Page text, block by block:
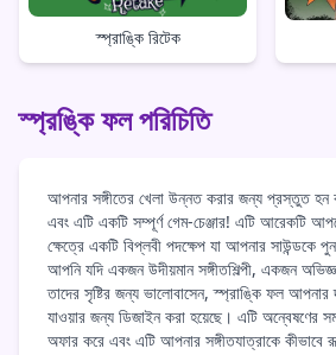
স্প্রাঙ্কি রিটেক
স্প্রঙ্কি ফল পরিচিতি
আপনার সঙ্গীতের খেলা উন্নত করার জন্য প্রস্তুত হন
এবং এটি একটি সম্পূর্ণ গেম-চেঞ্জার! এটি আরেকটি
ক্ষেত্রে একটি বিপ্লবী পদক্ষেপ যা আপনার সাউন্ডকে
আপনি যদি একজন উদীয়মান সঙ্গীতশিল্পী, একজন
তাদের সৃষ্টির জন্য ভালোবাসেন, স্প্রাঙ্কি ফল আপনার
যাওয়ার জন্য ডিজাইন করা হয়েছে। এটি অন্বেষণের
অফার করে এবং এটি আপনার সঙ্গীতযাত্রাকে কীভাবে